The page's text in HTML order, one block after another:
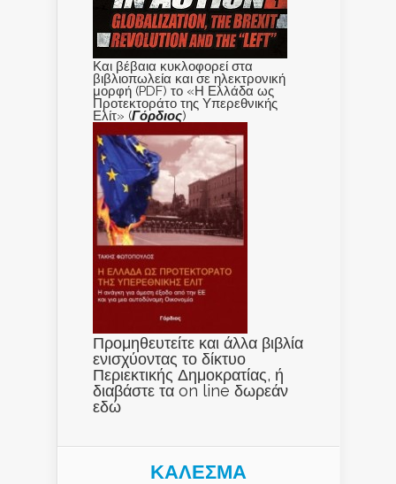
Και βέβαια κυκλοφορεί στα
βιβλιοπωλεία και σε ηλεκτρονική
μορφή (PDF) το «Η Ελλάδα ως
Προτεκτοράτο της Υπερεθνικής
Ελίτ» (Γόρδιος)
Προμηθευτείτε και άλλα βιβλία
ενισχύοντας το δίκτυο
Περιεκτικής Δημοκρατίας, ή
διαβάστε τα on line δωρεάν
εδώ
ΚΑΛΕΣΜΑ